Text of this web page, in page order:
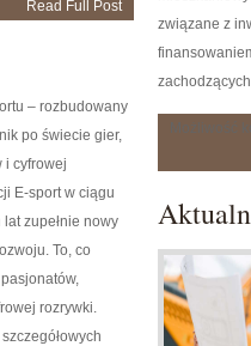
Read Full Post
związane z
– rozbudowany
po świecie gier,
i cyfrowej
E-sport w ciągu
lat zupełnie nowy
To, co
rozrywki.